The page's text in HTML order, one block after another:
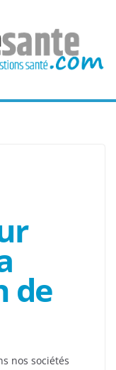
de
nos sociétés